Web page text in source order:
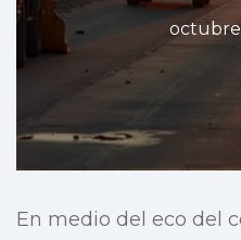
octubre
En medio del eco del